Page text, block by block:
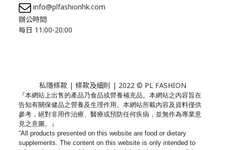
info@plfashionhk.com
辦公時間
每日 11:00-20:00
私隱條款| 條款及細則 | 2022 © PL FASHION
『本網站上出售的產品乃食品或營養補充品。 本網站之內容旨在
告知有關保健品之營養及生理作用。 本網站所載內容及資料僅供
參考，絕對非用作治療、 醫療或預防任何疾病，並無作為專業意
見之意圖。』
“All products presented on this website are food or dietary
supplements. The content on this website is only intended to